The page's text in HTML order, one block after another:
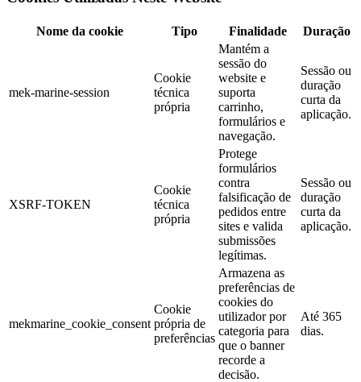
Nome da cookie Tipo Finalidade Duração
mek-marine-session
Cookie
técnica
própria
Mantém a
sessão do
website e
suporta
carrinho,
formulários e
navegação.
Sessão ou
duração
curta da
aplicação.
XSRF-TOKEN
Cookie
técnica
própria
Protege
formulários
contra
falsificação de
pedidos entre
sites e valida
submissões
legítimas.
Sessão ou
duração
curta da
aplicação.
mekmarine_cookie_consent
Cookie
própria de
preferências
Armazena as
preferências de
cookies do
utilizador por
categoria para
que o banner
recorde a
decisão.
Até 365
dias.